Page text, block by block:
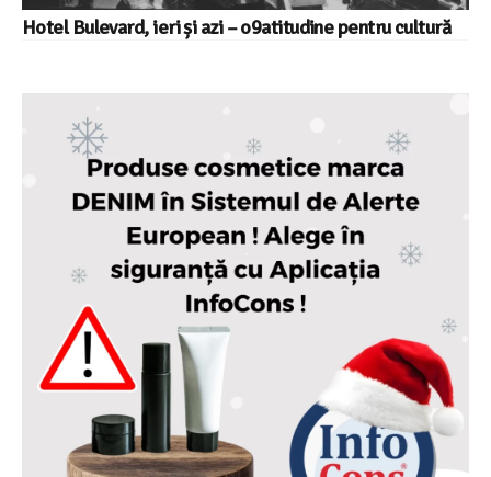
Hotel Bulevard, ieri și azi – o9atitudine pentru cultură